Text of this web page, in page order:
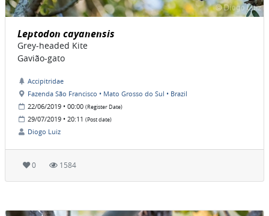
Leptodon cayanensis
Grey-headed Kite
Gavião-gato
Accipitridae
Fazenda São Francisco • Mato Grosso do Sul • Brazil
22/06/2019 • 00:00 (Register Date)
29/07/2019 • 20:11 (Post date)
Diogo Luiz
0 1584